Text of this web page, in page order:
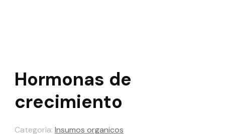
Hormonas de
crecimiento
Categoría: Insumos organicos